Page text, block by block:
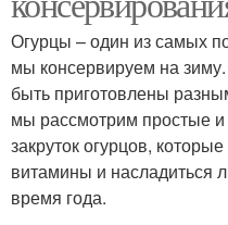
Огурцы – один из самых
мы консервируем на
быть приготовлены
мы рассмотрим простые
закруток огурцов,
витамины и
время года.